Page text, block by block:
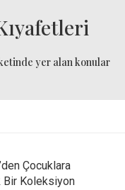
yer alan konular
Çocuklara
Bir Koleksiyon